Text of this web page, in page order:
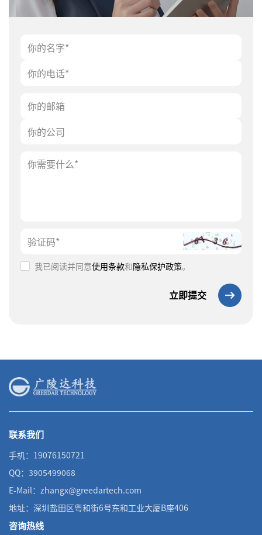
我已阅读并同意使用条款和隐私保护政策。
立即提交
联系我们
手机：19076150721
QQ：3905499068
E-Mail：zhangx@greedartech.com
地址：深圳盐田区粤和街6号东和工业大厦B座406
咨询热线